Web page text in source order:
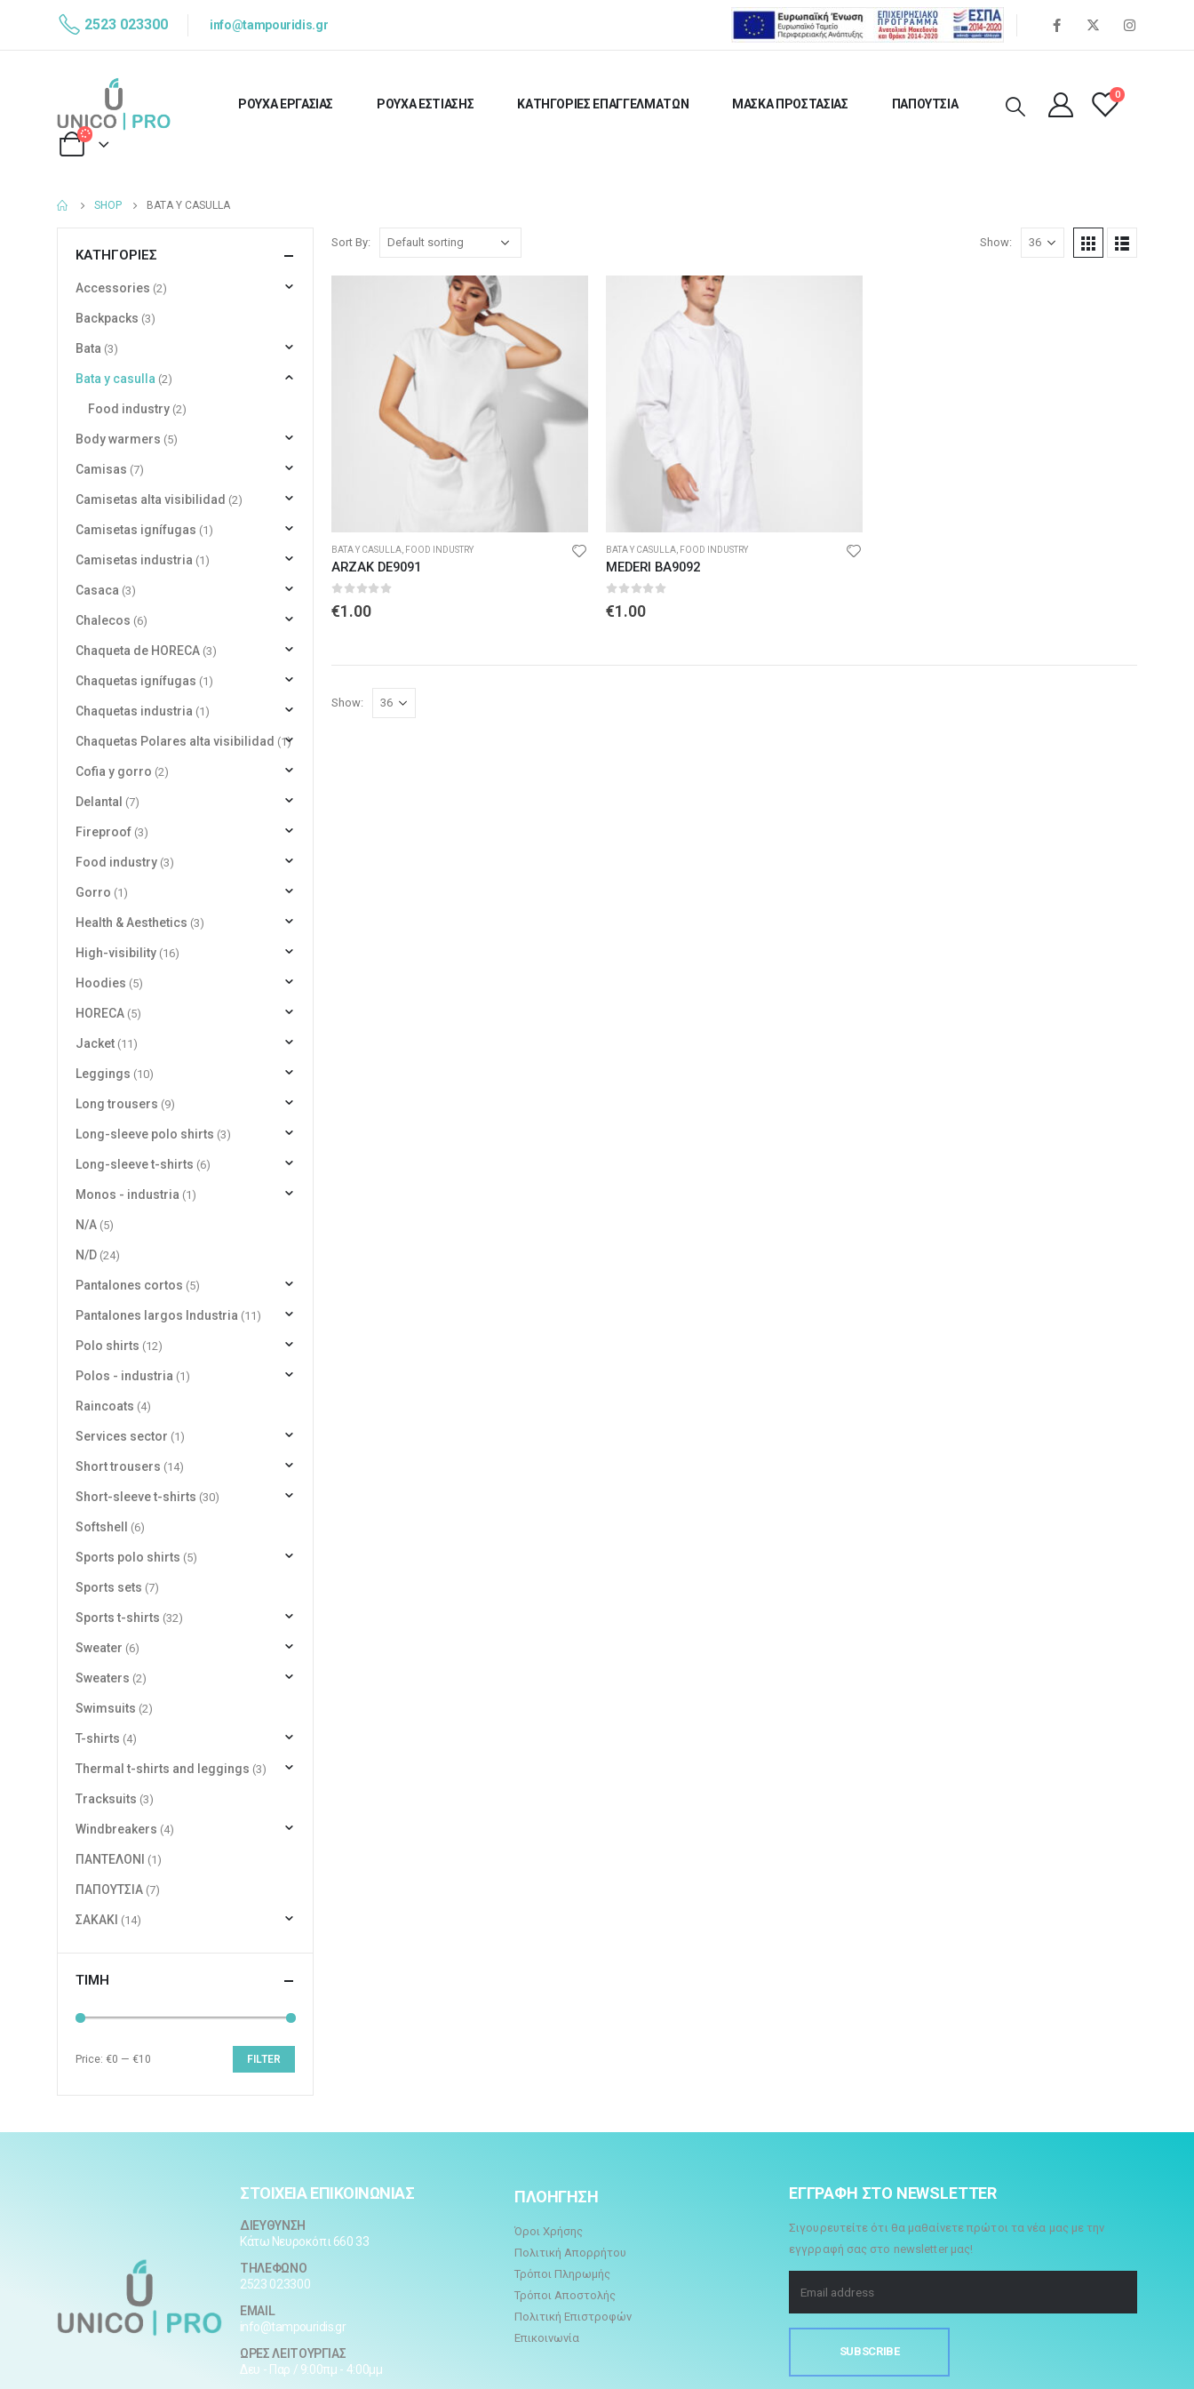
2523 023300 info@tampouridis.gr
ΡΟΥΧΑ ΕΡΓΑΣΙΑΣ ΡΟΥΧΑ ΕΣΤΙΑΣΗΣ ΚΑΤΗΓΟΡΙΕΣ ΕΠΑΓΓΕΛΜΑΤΩΝ ΜΑΣΚΑ ΠΡΟΣΤΑΣΙΑΣ ΠΑΠΟΥΤΣΙΑ
0
SHOP BATA Y CASULLA
Sort By: Show:
BATA Y CASULLA FOOD INDUSTRY
ARZAK DE9091
0 out of 5
€1.00
BATA Y CASULLA, FOOD INDUSTRY
MEDERI BA9092
0 out of 5
€1.00
Show:
ΚΑΤΗΓΟΡΊΕΣ
Accessories (2)
Backpacks (3)
Bata (3)
Bata y casulla (2)
Food industry (2)
Body warmers (5)
Camisas (7)
Camisetas alta visibilidad (2)
Camisetas ignífugas (1)
Camisetas industria (1)
Casaca (3)
Chalecos (6)
Chaqueta de HORECA (3)
Chaquetas ignífugas (1)
Chaquetas industria (1)
Chaquetas Polares alta visibilidad (1)
Cofia y gorro (2)
Delantal (7)
Fireproof (3)
Food industry (3)
Gorro (1)
Health & Aesthetics (3)
High-visibility (16)
Hoodies (5)
HORECA (5)
Jacket (11)
Leggings (10)
Long trousers (9)
Long-sleeve polo shirts (3)
Long-sleeve t-shirts (6)
Monos - industria (1)
N/A (5)
N/D (24)
Pantalones cortos (5)
Pantalones largos Industria (11)
Polo shirts (12)
Polos - industria (1)
Raincoats (4)
Services sector (1)
Short trousers (14)
Short-sleeve t-shirts (30)
Softshell (6)
Sports polo shirts (5)
Sports sets (7)
Sports t-shirts (32)
Sweater (6)
Sweaters (2)
Swimsuits (2)
T-shirts (4)
Thermal t-shirts and leggings (3)
Tracksuits (3)
Windbreakers (4)
ΠΑΝΤΕΛΟΝΙ (1)
ΠΑΠΟΥΤΣΙΑ (7)
ΣΑΚΑΚΙ (14)
ΤΙΜΉ
FILTER
Price: €0 — €10
ΣΤΟΙΧΕΙΑ ΕΠΙΚΟΙΝΩΝΙΑΣ
ΔΙΕΥΘΥΝΣΗ
Κάτω Νευροκόπι 660 33
ΤΗΛΕΦΩΝΟ
2523 023300
EMAIL
info@tampouridis.gr
ΩΡΕΣ ΛΕΙΤΟΥΡΓΙΑΣ
Δευ - Παρ / 9:00πμ - 4:00μμ
ΠΛΟΗΓΗΣΗ
Όροι Χρήσης
Πολιτική Απορρήτου
Τρόποι Πληρωμής
Τρόποι Αποστολής
Πολιτική Επιστροφών
Επικοινωνία
ΕΓΓΡΑΦΗ ΣΤΟ NEWSLETTER
Σιγουρευτείτε ότι θα μαθαίνετε πρώτοι τα νέα μας με την
εγγρραφή σας στο newsletter μας!